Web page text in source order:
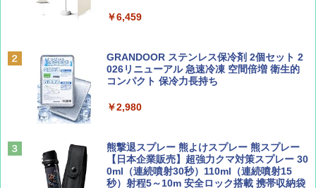
SOTO ミニマル"旅"財布 ランダム2種】
￥1,500
￥1,540
力的な町 2026～2027 地球の歩き方D アジア
￥2,079
球の歩き方A ヨーロッパ
￥2,479
PYKES PEAK (パイクスピーク) 着替えテン
ト プライバシー テント 【中が透けない】 1
ーチ ピクニック ポップアップテント 携帯 簡
￥4,980
ENDLESS BASE 《めざましテレビで紹介》
￥6,459
GRANDOOR ステンレス保冷剤 2個セット 2
026リニューアル 急速冷凍 空間倍増 衛生的
コンパクト 保冷力長持ち
￥2,980
熊撃退スプレー 熊よけスプレー 熊スプレー
【日本企業販売】超強力クマ対策スプレー 30
0ml（連続噴射30秒）110ml（連続噴射15
秒）射程5～10m 安全ロック搭載 携帯収納袋